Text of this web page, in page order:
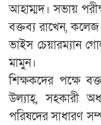
আহাম্মদ। সভায়
বক্তব্য রাখেন,
ভাইস চেয়ারম্যান
মামুন।
শিক্ষকদের পক্ষে
উল্যাহ্, সহকারী
পরিষদের সাধারণ